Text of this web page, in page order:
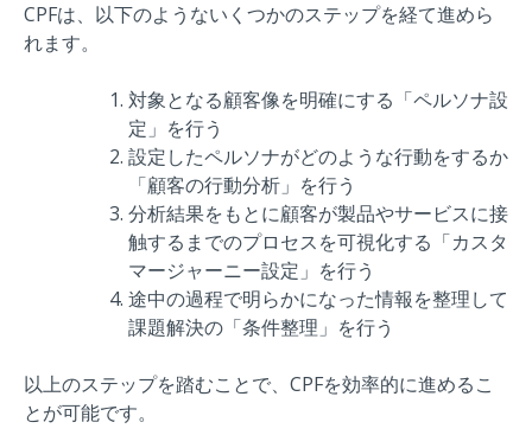
CPFは、以下のようないくつかのステップを経て進めら
れます。
対象となる顧客像を明確にする「ペルソナ設
定」を行う
設定したペルソナがどのような行動をするか
「顧客の行動分析」を行う
分析結果をもとに顧客が製品やサービスに接
触するまでのプロセスを可視化する「カスタ
マージャーニー設定」を行う
途中の過程で明らかになった情報を整理して
課題解決の「条件整理」を行う
以上のステップを踏むことで、CPFを効率的に進めるこ
とが可能です。